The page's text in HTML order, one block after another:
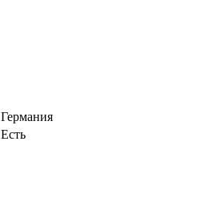
Германия
Есть